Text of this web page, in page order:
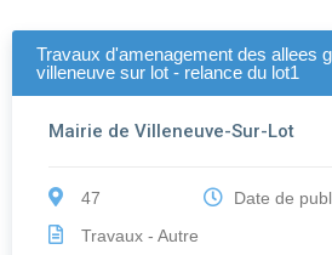
Travaux d'amenagement des allees
villeneuve sur lot - relance du lot1
Mairie de Villeneuve-Sur-Lot
47
Travaux - Autre
Date de